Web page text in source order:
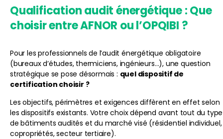
Qualification audit énergétique : Que
choisir entre AFNOR ou l’OPQIBI ?
Pour les professionnels de l’audit énergétique obligatoire
(bureaux d’études, thermiciens, ingénieurs…), une question
stratégique se pose désormais : quel dispositif de
certification choisir ?
Les objectifs, périmètres et exigences diffèrent en effet selon
les dispositifs existants. Votre choix dépend avant tout du type
de bâtiments audités et du marché visé (résidentiel individuel,
copropriétés, secteur tertiaire).